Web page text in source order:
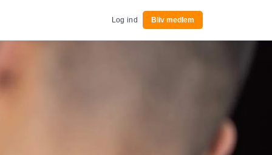
Log ind Bliv medlem